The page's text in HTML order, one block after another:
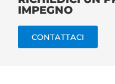
IMPEGNO
CONTATTACI